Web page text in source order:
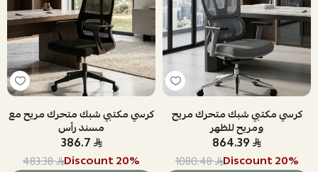
كرسي مكتبي شبك متحرك مريح مع
مسند رأس
386.7
483.38 Discount20%
كرسي مكتبي شبك متحرك مريح
ومريح للظهر
864.39
1080.48 Discount20%